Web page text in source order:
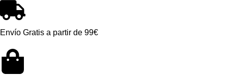
Envío Gratis a partir de 99€